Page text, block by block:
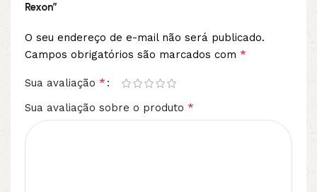
Rexon”
O seu endereço de e-mail não será publicado.
Campos obrigatórios são marcados com *
Sua avaliação *
Sua avaliação sobre o produto *